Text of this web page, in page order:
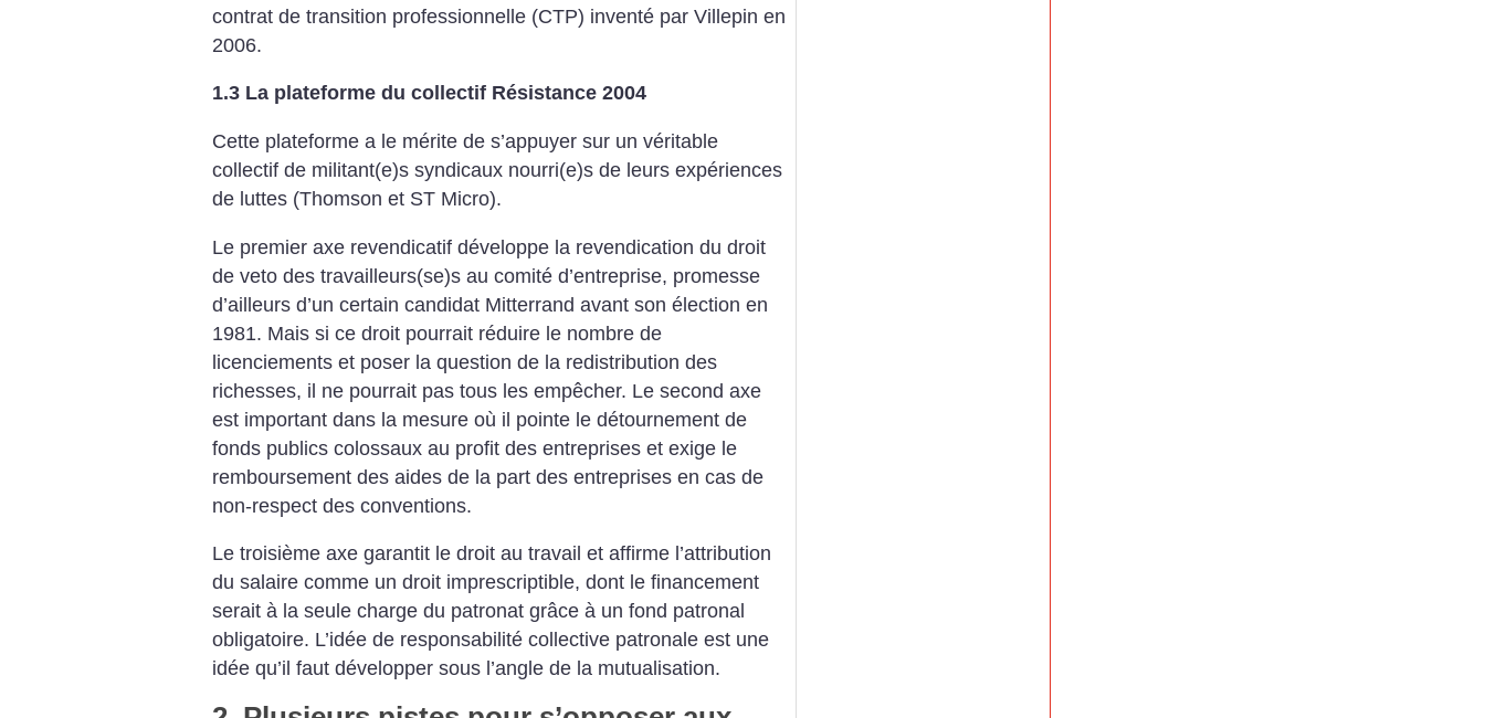
contrat de transition professionnelle (CTP) inventé par Villepin en
2006.
1.3 La plateforme du collectif Résistance 2004
Cette plateforme a le mérite de s’appuyer sur un véritable
collectif de militant(e)s syndicaux nourri(e)s de leurs expériences
de luttes (Thomson et ST Micro).
Le premier axe revendicatif développe la revendication du droit
de veto des travailleurs(se)s au comité d’entreprise, promesse
d’ailleurs d’un certain candidat Mitterrand avant son élection en
1981. Mais si ce droit pourrait réduire le nombre de
licenciements et poser la question de la redistribution des
richesses, il ne pourrait pas tous les empêcher. Le second axe
est important dans la mesure où il pointe le détournement de
fonds publics colossaux au profit des entreprises et exige le
remboursement des aides de la part des entreprises en cas de
non-respect des conventions.
Le troisième axe garantit le droit au travail et affirme l’attribution
du salaire comme un droit imprescriptible, dont le financement
serait à la seule charge du patronat grâce à un fond patronal
obligatoire. L’idée de responsabilité collective patronale est une
idée qu’il faut développer sous l’angle de la mutualisation.